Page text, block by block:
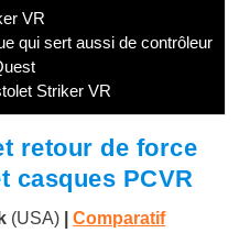
VR
qui sert aussi de contrôleur
Striker VR
retour de force
casques PCVR
(USA) |Comparatif